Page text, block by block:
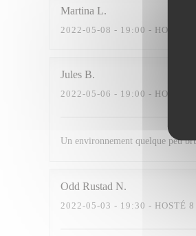
Martina L
2022-05-08 - 19:00 - HOSTÉ 4
Jules B
2022-05-06 - 19:00 - HOSTÉ 2
Un environnement quelque peu
Odd Rustad N
2022-05-03 - 19:30 - HOSTÉ 8